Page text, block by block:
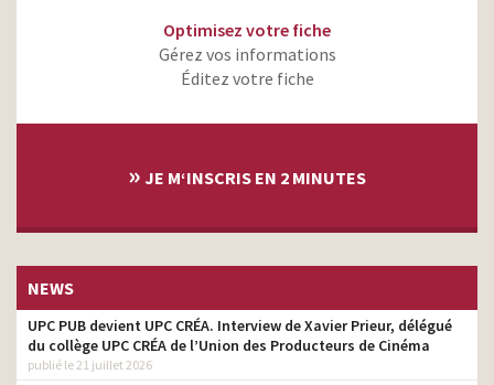
Optimisez votre fiche
Gérez vos informations
Éditez votre fiche
» JE M‘INSCRIS EN 2 MINUTES
NEWS
UPC PUB devient UPC CRÉA. Interview de Xavier Prieur, délégué
du collège UPC CRÉA de l’Union des Producteurs de Cinéma
publié le 21 juillet 2026